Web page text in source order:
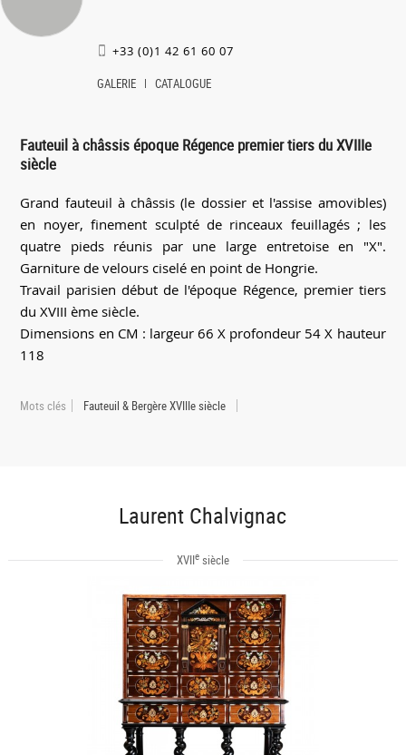
+33 (0)1 42 61 60 07
GALERIE CATALOGUE
Fauteuil à châssis époque Régence premier tiers du XVIIIe
siècle
Grand fauteuil à châssis (le dossier et l'assise amovibles)
en noyer, finement sculpté de rinceaux feuillagés ; les
quatre pieds réunis par une large entretoise en "X".
Garniture de velours ciselé en point de Hongrie.
Travail parisien début de l'époque Régence, premier tiers
du XVIII ème siècle.
Dimensions en CM : largeur 66 X profondeur 54 X hauteur
118
Mots clés Fauteuil & Bergère XVIIIe siècle
Laurent Chalvignac
XVIIesiècle